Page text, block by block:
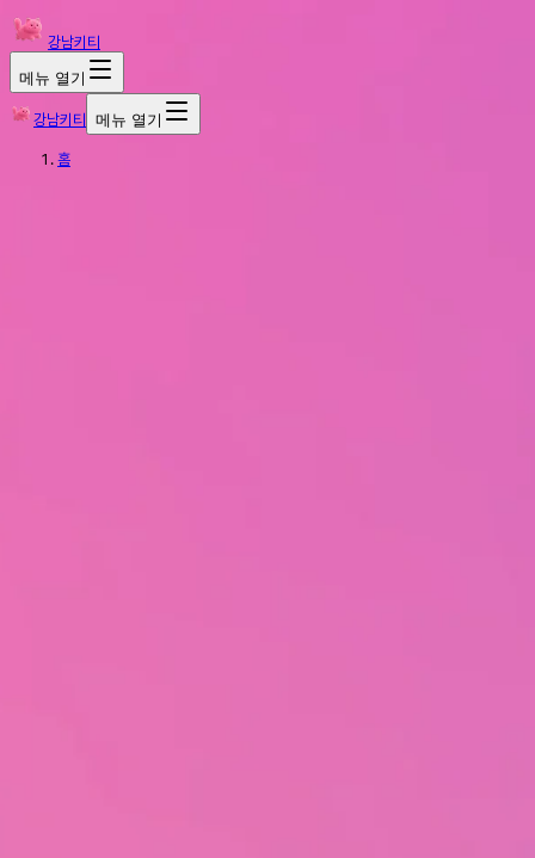
강남키티
메뉴 열기
강남키티 메뉴 열기
홈